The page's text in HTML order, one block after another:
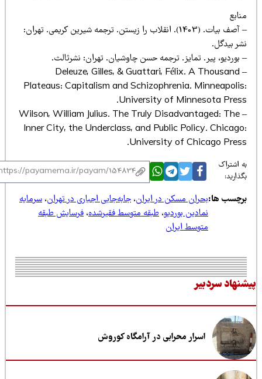
– آصف بیات. (1403). انقلاب را زیستن. ترجمه شیرین کریمی. تهران:
بیدگل.
بوردیو، پیر. تمایز. ترجمه حسن چاوشیان. تهران: نشرثالث.
– Deleuze, Gilles, & Guattari, Félix. A Thousand
Plateaus: Capitalism and Schizophrenia.
University of Minnesota
– Wilson, William Julius. The Truly Disadvantaged: The
Inner City, the Underclass, and Public Policy.
University of Chicago
اشتراک
ها:بحران مسکن در ایران،جابه‌جایی اجباری در تهران،سرمایه
نمادین بوردیو،طبقه متوسط فقیرشده،فرسایش طبقه
متوسط ایران
سردبیر
اسرار محرابی در آرامگاه کوروش